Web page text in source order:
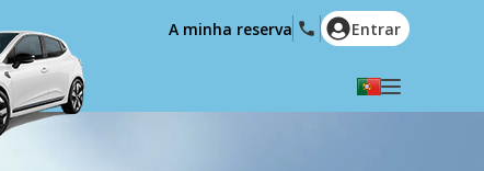
A minha reserva Entrar